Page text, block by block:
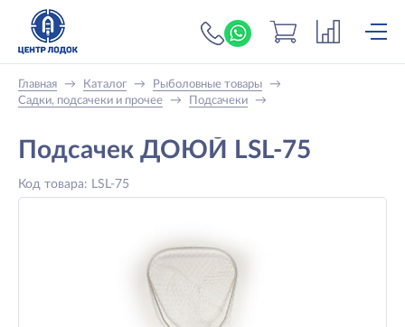
+7 (919) 698-56-
Главная → Каталог → Рыболовные товары
→
Садки, подсачеки и прочее
→ Подсачеки →
Подсачек ДОЮЙ LSL-75
Код товара: LSL-75